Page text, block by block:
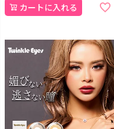
カートに入れる